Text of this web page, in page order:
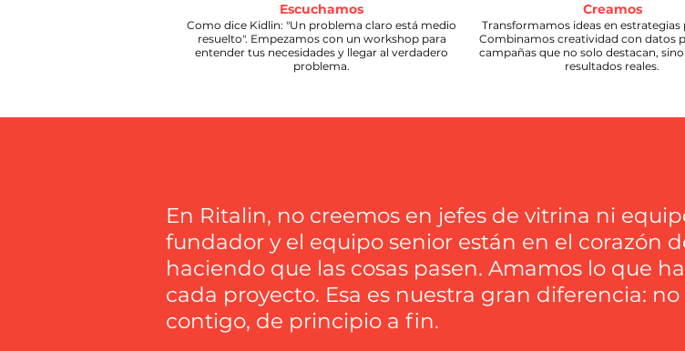
Escuchamos
Como dice Kidlin: "Un problema claro está medio
resuelto". Empezamos con un workshop para
entender tus necesidades y llegar al verdadero
problema.
Creamos
Transformamos ideas en estrategias
Combinamos creatividad con datos
campañas que no solo destacan,
resultados reales.
En Ritalin, no creemos en jefes de vitrina ni
fundador y el equipo senior están en el corazón
haciendo que las cosas pasen. Amamos lo que
cada proyecto. Esa es nuestra gran diferencia:
contigo, de principio a fin.